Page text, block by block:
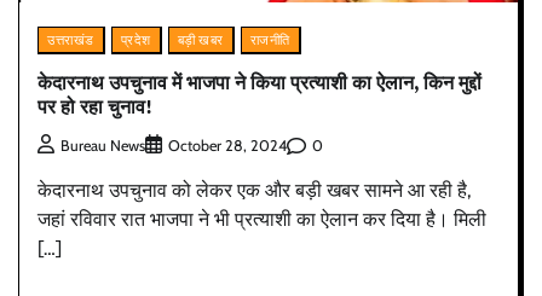
उत्तराखंड प्रदेश बड़ी खबर राजनीति
केदारनाथ उपचुनाव में भाजपा ने किया प्रत्याशी का ऐलान, किन मुद्दों
पर हो रहा चुनाव!
Bureau News October 28, 2024 0
केदारनाथ उपचुनाव को लेकर एक और बड़ी खबर सामने आ रही है,
जहां रविवार रात भाजपा ने भी प्रत्याशी का ऐलान कर दिया है। मिली
[…]